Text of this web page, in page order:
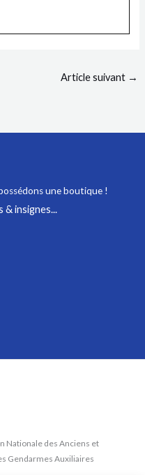
Article suivant →
une boutique !
& insignes...
Nationale des Anciens et
Gendarmes Auxiliaires